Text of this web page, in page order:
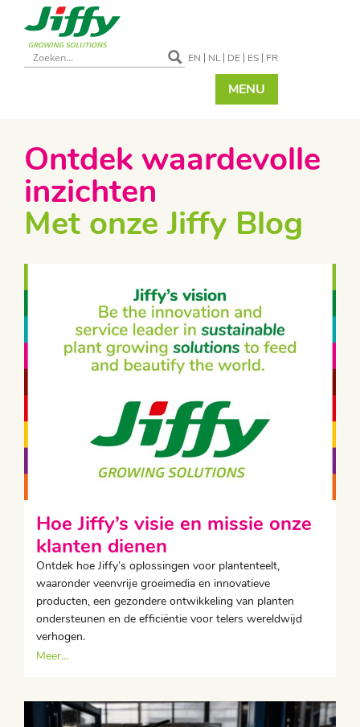
EN NL DE ES FR
MENU
Ontdek waardevolle
inzichten
Met onze Jiffy Blog
Hoe Jiffy’s visie en missie onze
klanten dienen
Ontdek hoe Jiffy’s oplossingen voor plantenteelt,
waaronder veenvrije groeimedia en innovatieve
producten, een gezondere ontwikkeling van planten
ondersteunen en de efficiëntie voor telers wereldwijd
verhogen.
Meer...